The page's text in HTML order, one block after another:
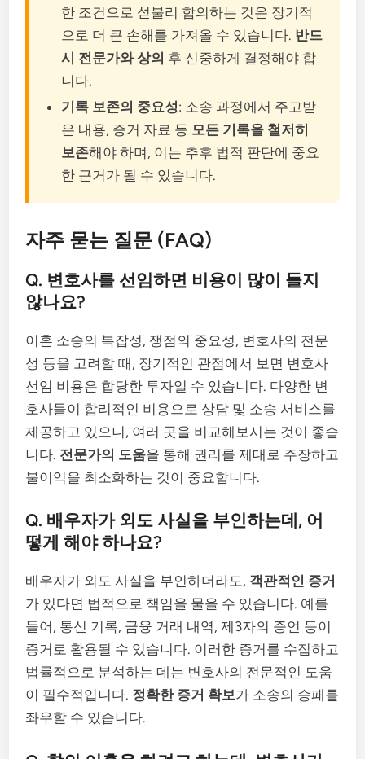
한 조건으로 섣불리 합의하는 것은 장기적
으로 더 큰 손해를 가져올 수 있습니다. 반드
시 전문가와 상의 후 신중하게 결정해야 합
니다.
기록 보존의 중요성: 소송 과정에서 주고받
은 내용, 증거 자료 등 모든 기록을 철저히
보존해야 하며, 이는 추후 법적 판단에 중요
한 근거가 될 수 있습니다.
자주 묻는 질문 (FAQ)
Q. 변호사를 선임하면 비용이 많이 들지
않나요?
이혼 소송의 복잡성, 쟁점의 중요성, 변호사의 전문
성 등을 고려할 때, 장기적인 관점에서 보면 변호사
선임 비용은 합당한 투자일 수 있습니다. 다양한 변
호사들이 합리적인 비용으로 상담 및 소송 서비스를
제공하고 있으니, 여러 곳을 비교해보시는 것이 좋습
니다. 전문가의 도움을 통해 권리를 제대로 주장하고
불이익을 최소화하는 것이 중요합니다.
Q. 배우자가 외도 사실을 부인하는데, 어
떻게 해야 하나요?
배우자가 외도 사실을 부인하더라도, 객관적인 증거
가 있다면 법적으로 책임을 물을 수 있습니다. 예를
들어, 통신 기록, 금융 거래 내역, 제3자의 증언 등이
증거로 활용될 수 있습니다. 이러한 증거를 수집하고
법률적으로 분석하는 데는 변호사의 전문적인 도움
이 필수적입니다. 정확한 증거 확보가 소송의 승패를
좌우할 수 있습니다.